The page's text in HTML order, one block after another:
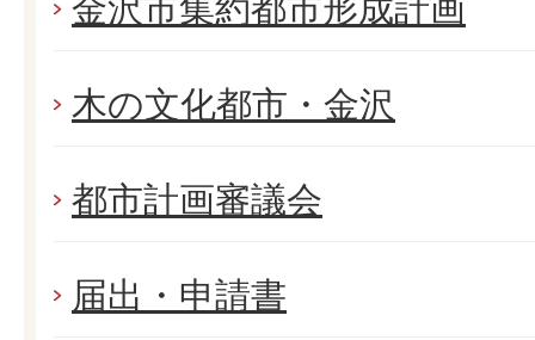
木の文化都市・金沢
都市計画審議会
届出・申請書